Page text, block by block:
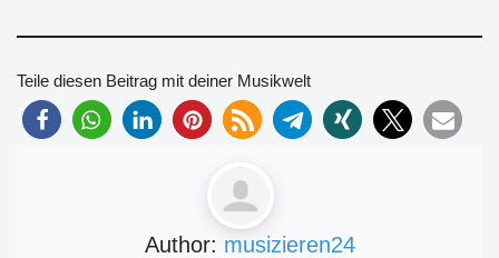
Teile diesen Beitrag mit deiner Musikwelt
Author: musizieren24